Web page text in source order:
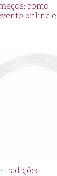
como
online e
tradições